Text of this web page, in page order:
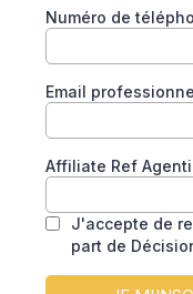
Numéro de
Email
Affiliate Ref
J'accepte de
part de